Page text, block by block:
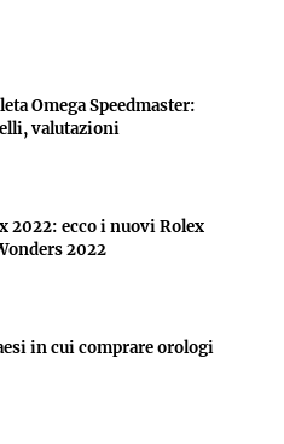
Omega Speedmaster:
valutazioni
2022: ecco i nuovi Rolex
2022
in cui comprare orologi